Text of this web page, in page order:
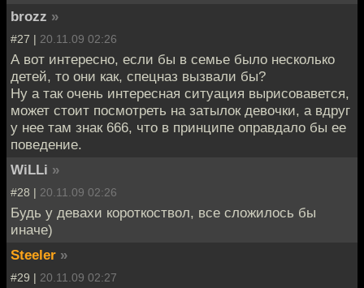
brozz »
#27 | 20.11.09 02:26
А вот интересно, если бы в семье было несколько
детей, то они как, спецназ вызвали бы?
Ну а так очень интересная ситуация вырисовавется,
может стоит посмотреть на затылок девочки, а вдруг
у нее там знак 666, что в принципе оправдало бы ее
поведение.
WiLLi »
#28 | 20.11.09 02:26
Будь у девахи короткоствол, все сложилось бы
иначе)
Steeler »
#29 | 20.11.09 02:27